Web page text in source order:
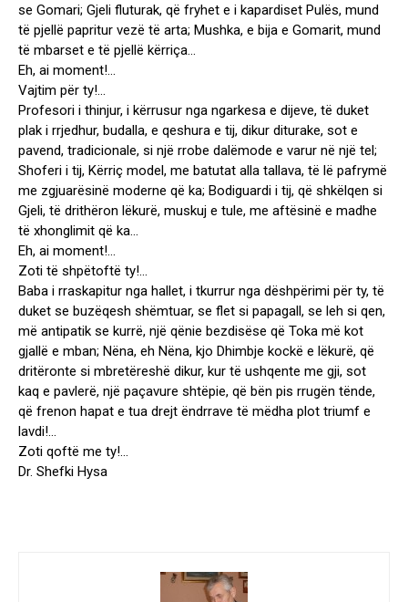
se Gomari; Gjeli fluturak, që fryhet e i kapardiset Pulës, mund
të pjellë papritur vezë të arta; Mushka, e bija e Gomarit, mund
të mbarset e të pjellë kërriça…
Eh, ai moment!…
Vajtim për ty!…
Profesori i thinjur, i kërrusur nga ngarkesa e dijeve, të duket
plak i rrjedhur, budalla, e qeshura e tij, dikur diturake, sot e
pavend, tradicionale, si një rrobe dalëmode e varur në një tel;
Shoferi i tij, Kërriç model, me batutat alla tallava, të lë pafrymë
me zgjuarësinë moderne që ka; Bodiguardi i tij, që shkëlqen si
Gjeli, të drithëron lëkurë, muskuj e tule, me aftësinë e madhe
të xhonglimit që ka…
Eh, ai moment!…
Zoti të shpëtoftë ty!…
Baba i rraskapitur nga hallet, i tkurrur nga dëshpërimi për ty, të
duket se buzëqesh shëmtuar, se flet si papagall, se leh si qen,
më antipatik se kurrë, një qënie bezdisëse që Toka më kot
gjallë e mban; Nëna, eh Nëna, kjo Dhimbje kockë e lëkurë, që
dritëronte si mbretëreshë dikur, kur të ushqente me gji, sot
kaq e pavlerë, një paçavure shtëpie, që bën pis rrugën tënde,
që frenon hapat e tua drejt ëndrrave të mëdha plot triumf e
lavdi!…
Zoti qoftë me ty!…
Dr. Shefki Hysa